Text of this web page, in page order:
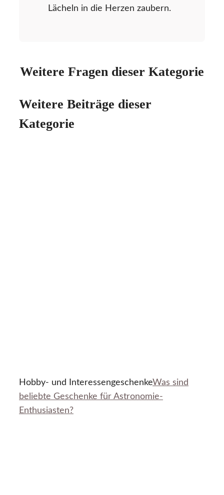
Lächeln in die Herzen zaubern.
Weitere Fragen dieser Kategorie
Weitere Beiträge dieser
Kategorie
Hobby- und InteressengeschenkeWas sind
beliebte Geschenke für Astronomie-
Enthusiasten?